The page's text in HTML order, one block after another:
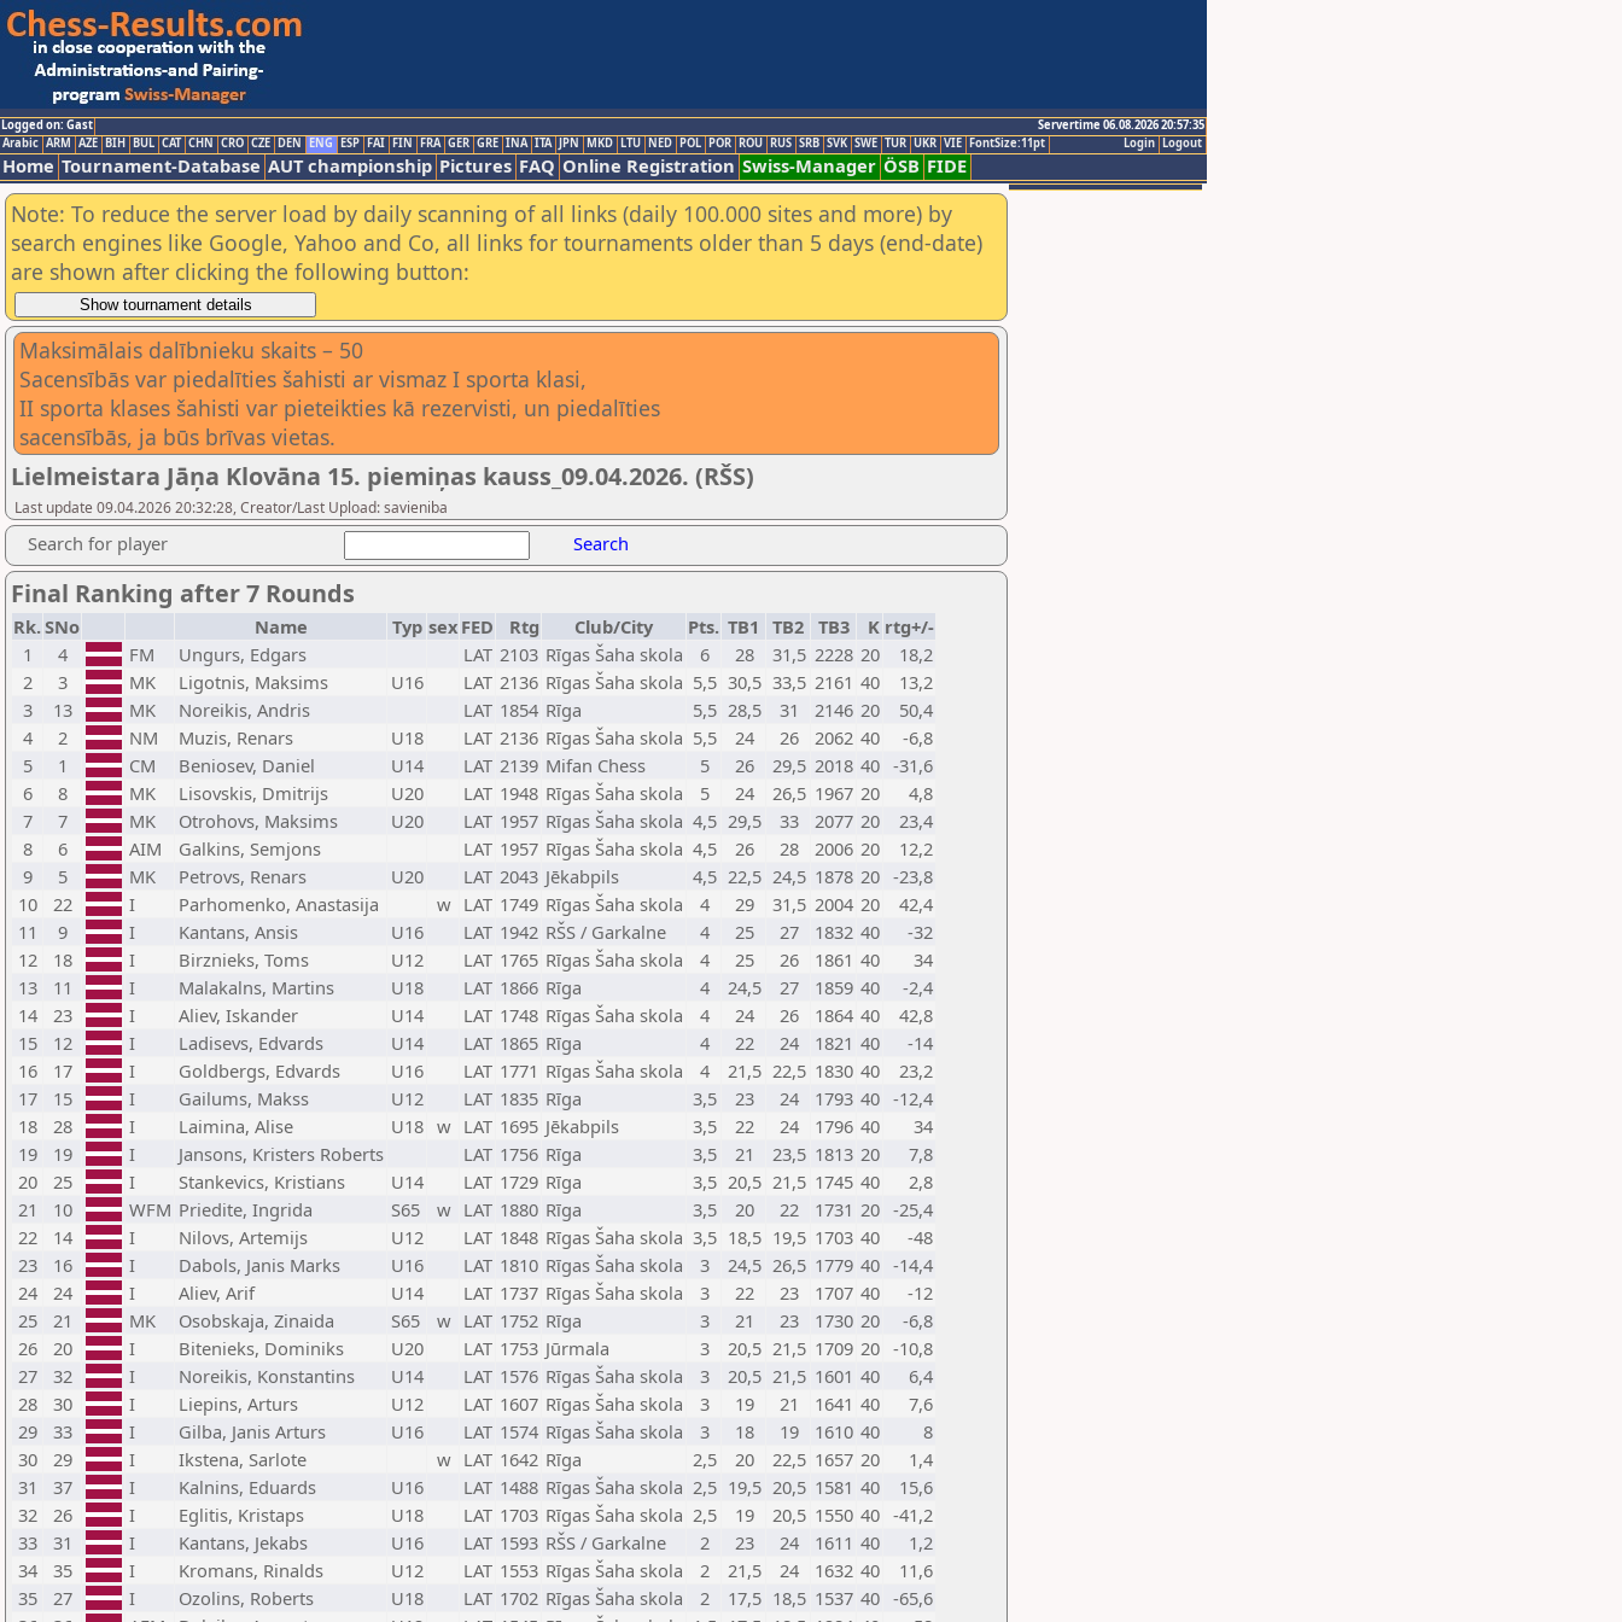
Logged on: Gast
Servertime 06.08.2026 20:57:35
Logout
Login
Arabic ARM AZE BIH BUL CAT CHN CRO CZE DEN ENG ESP FAI FIN FRA GER GRE INA ITA JPN MKD LTU NED POL POR ROU RUS SRB SVK SWE TUR UKR VIE FontSize:11pt
Home Tournament-Database AUT championship Pictures FAQ Online Registration Swiss-Manager ÖSB FIDE
Note: To reduce the server load by daily scanning of all links (daily 100.000 sites and more) by
search engines like Google, Yahoo and Co, all links for tournaments older than 5 days (end-date)
are shown after clicking the following button:
Maksimālais dalībnieku skaits – 50
Sacensībās var piedalīties šahisti ar vismaz I sporta klasi,
II sporta klases šahisti var pieteikties kā rezervisti, un piedalīties
sacensībās, ja būs brīvas vietas.
Lielmeistara Jāņa Klovāna 15. piemiņas kauss_09.04.2026. (RŠS)
Last update 09.04.2026 20:32:28, Creator/Last Upload: savieniba
Search for player Search
Final Ranking after 7 Rounds
Rk.SNo Name Typ sex FED Rtg Club/City Pts. TB1 TB2 TB3 K rtg+/-
1
4 FM Ungurs, Edgars LAT 2103 Rīgas Šaha skola 6 28 31,5 2228 20
18,2
2
3 MK Ligotnis, Maksims U16 LAT 2136 Rīgas Šaha skola 5,5 30,5 33,5 2161 40
13,2
3
13 MK Noreikis, Andris LAT 1854 Rīga 5,5 28,5 31 2146 20
50,4
4
2 NM Muzis, Renars U18 LAT 2136 Rīgas Šaha skola 5,5 24 26 2062 40
-6,8
5
1 CM Beniosev, Daniel U14 LAT 2139 Mifan Chess 5 26 29,5 2018 40 -31,6
6
8 MK Lisovskis, Dmitrijs U20 LAT 1948 Rīgas Šaha skola 5 24 26,5 1967 20
4,8
7
7 MK Otrohovs, Maksims U20 LAT 1957 Rīgas Šaha skola 4,5 29,5 33 2077 20
23,4
8
6 AIM Galkins, Semjons LAT 1957 Rīgas Šaha skola 4,5 26 28 2006 20
12,2
9
5 MK Petrovs, Renars U20 LAT 2043 Jēkabpils 4,5 22,5 24,5 1878 20 -23,8
10
22 I Parhomenko, Anastasija w LAT 1749 Rīgas Šaha skola 4 29 31,5 2004 20
42,4
11
9 I Kantans, Ansis U16 LAT 1942 RŠS / Garkalne 4 25 27 1832 40
-32
12
18 I Birznieks, Toms U12 LAT 1765 Rīgas Šaha skola 4 25 26 1861 40
34
13
11 I Malakalns, Martins U18 LAT 1866 Rīga 4 24,5 27 1859 40
-2,4
14
23 I Aliev, Iskander U14 LAT 1748 Rīgas Šaha skola 4 24 26 1864 40
42,8
15
12 I Ladisevs, Edvards U14 LAT 1865 Rīga 4 22 24 1821 40
-14
16
17 I Goldbergs, Edvards U16 LAT 1771 Rīgas Šaha skola 4 21,5 22,5 1830 40
23,2
17
15 I Gailums, Makss U12 LAT 1835 Rīga 3,5 23 24 1793 40 -12,4
18
28 I Laimina, Alise U18 w LAT 1695 Jēkabpils 3,5 22 24 1796 40
34
19
19 I Jansons, Kristers Roberts LAT 1756 Rīga 3,5 21 23,5 1813 20
7,8
20
25 I Stankevics, Kristians U14 LAT 1729 Rīga 3,5 20,5 21,5 1745 40
2,8
21
10 WFM Priedite, Ingrida S65 w LAT 1880 Rīga 3,5 20 22 1731 20 -25,4
22
14 I Nilovs, Artemijs U12 LAT 1848 Rīgas Šaha skola 3,5 18,5 19,5 1703 40
-48
23
16 I Dabols, Janis Marks U16 LAT 1810 Rīgas Šaha skola 3 24,5 26,5 1779 40 -14,4
24
24 I Aliev, Arif U14 LAT 1737 Rīgas Šaha skola 3 22 23 1707 40
-12
25
21 MK Osobskaja, Zinaida S65 w LAT 1752 Rīga 3 21 23 1730 20
-6,8
26
20 I Bitenieks, Dominiks U20 LAT 1753 Jūrmala 3 20,5 21,5 1709 20 -10,8
27
32 I Noreikis, Konstantins U14 LAT 1576 Rīgas Šaha skola 3 20,5 21,5 1601 40
6,4
28
30 I Liepins, Arturs U12 LAT 1607 Rīgas Šaha skola 3 19 21 1641 40
7,6
29
33 I Gilba, Janis Arturs U16 LAT 1574 Rīgas Šaha skola 3 18 19 1610 40
8
30
29 I Ikstena, Sarlote w LAT 1642 Rīga 2,5 20 22,5 1657 20
1,4
31
37 I Kalnins, Eduards U16 LAT 1488 Rīgas Šaha skola 2,5 19,5 20,5 1581 40
15,6
32
26 I Eglitis, Kristaps U18 LAT 1703 Rīgas Šaha skola 2,5 19 20,5 1550 40 -41,2
33
31 I Kantans, Jekabs U16 LAT 1593 RŠS / Garkalne 2 23 24 1611 40
1,2
34
35 I Kromans, Rinalds U12 LAT 1553 Rīgas Šaha skola 2 21,5 24 1632 40
11,6
35
27 I Ozolins, Roberts U18 LAT 1702 Rīgas Šaha skola 2 17,5 18,5 1537 40 -65,6